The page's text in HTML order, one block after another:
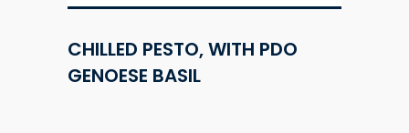
CHILLED PESTO, WITH PDO
GENOESE BASIL